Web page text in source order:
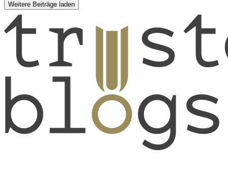
Weitere Beiträge laden